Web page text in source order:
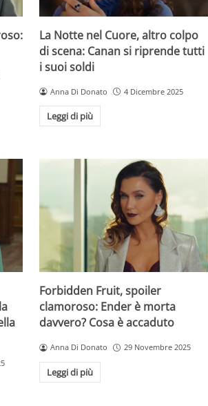
La Notte nel Cuore, altro colpo
di scena: Canan si riprende tutti
i suoi soldi
Anna Di Donato 4 Dicembre 2025
Leggi di più
Forbidden Fruit, spoiler
clamoroso: Ender è morta
davvero? Cosa è accaduto
Anna Di Donato 29 Novembre 2025
Leggi di più